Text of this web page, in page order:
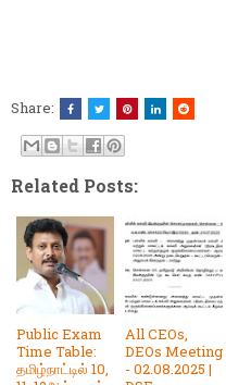
Share:
Related Posts:
Public Exam
Time Table:
தமிழ்நாட்டில் 10,
All CEOs,
DEOs Meeting
- 02.08.2025 |